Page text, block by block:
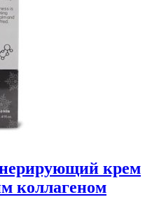
крем
коллагеном